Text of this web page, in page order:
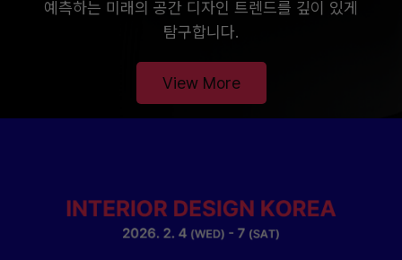
예측하는 미래의 공간 디자인 트렌드를 깊이 있게
탐구합니다.
View More